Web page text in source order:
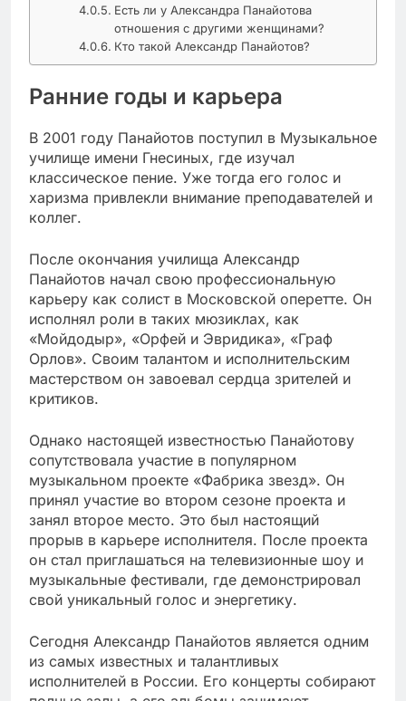
Есть ли у Александра Панайотова
отношения с другими женщинами?
Кто такой Александр Панайотов?
Ранние годы и карьера
В 2001 году Панайотов поступил в Музыкальное
училище имени Гнесиных, где изучал
классическое пение. Уже тогда его голос и
харизма привлекли внимание преподавателей и
коллег.
После окончания училища Александр
Панайотов начал свою профессиональную
карьеру как солист в Московской оперетте. Он
исполнял роли в таких мюзиклах, как
«Мойдодыр», «Орфей и Эвридика», «Граф
Орлов». Своим талантом и исполнительским
мастерством он завоевал сердца зрителей и
критиков.
Однако настоящей известностью Панайотову
сопутствовала участие в популярном
музыкальном проекте «Фабрика звезд». Он
принял участие во втором сезоне проекта и
занял второе место. Это был настоящий
прорыв в карьере исполнителя. После проекта
он стал приглашаться на телевизионные шоу и
музыкальные фестивали, где демонстрировал
свой уникальный голос и энергетику.
Сегодня Александр Панайотов является одним
из самых известных и талантливых
исполнителей в России. Его концерты собирают